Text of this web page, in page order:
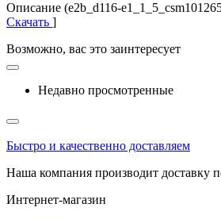
Описание (e2b_d116-
Скачать ]
Возможно, вас это заинтересует
Недавно просмотренные
Быстро и качественно доставляем
Наша компания производит доставку
Интернет-магазин